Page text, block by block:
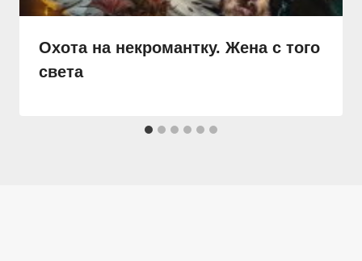
Охота на некромантку. Жена с того
света